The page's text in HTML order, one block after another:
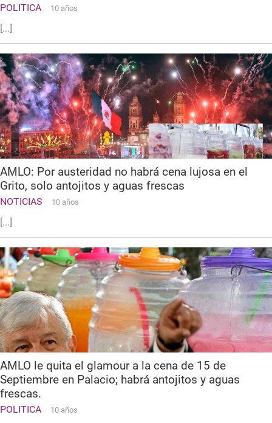
POLITICA 10 años
[...]
AMLO: Por austeridad no habrá cena lujosa en el
Grito, solo antojitos y aguas frescas
NOTICIAS 10 años
[...]
AMLO le quita el glamour a la cena de 15 de
Septiembre en Palacio; habrá antojitos y aguas
frescas.
POLITICA 10 años